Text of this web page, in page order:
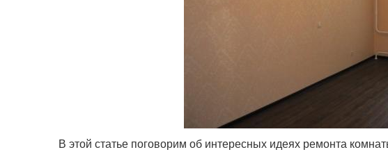
В этой статье поговорим об интересных идеях ремонта